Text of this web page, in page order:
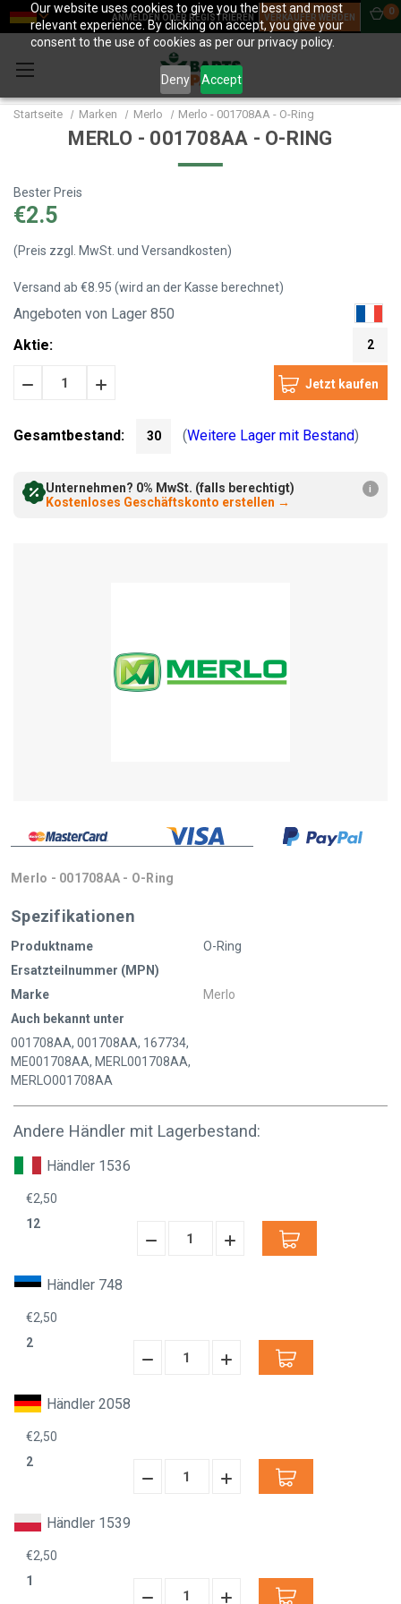
Our website uses cookies to give you the best and most
relevant experience. By clicking on accept, you give your
consent to the use of cookies as per our privacy policy.
Deny Accept
ANMELDEN ODER REGISTRIEREN VERKÄUFER WERDEN
0
Startseite Marken Merlo Merlo - 001708AA - O-Ring
MERLO - 001708AA - O-RING
Bester Preis
€2.5
(Preis zzgl. MwSt. und Versandkosten)
Versand ab €8.95 (wird an der Kasse berechnet)
Angeboten von Lager 850
Aktie:
2
Menge Menge
Gesamtbestand: 30 (Weitere Lager mit Bestand)
Unternehmen? 0% MwSt. (falls berechtigt)
Kostenloses Geschäftskonto erstellen →
i
Merlo - 001708AA - O-Ring
Spezifikationen
Produktname
O-Ring
Ersatzteilnummer (MPN)
Marke
Merlo
Auch bekannt unter
001708AA, 001708AA, 167734,
ME001708AA, MERL001708AA,
MERLO001708AA
Andere Händler mit Lagerbestand:
Händler 1536
€2,50
12
Menge
Menge
Händler 748
€2,50
2
Menge
Menge
Händler 2058
€2,50
2
Menge
Menge
Händler 1539
€2,50
1
Menge
Menge